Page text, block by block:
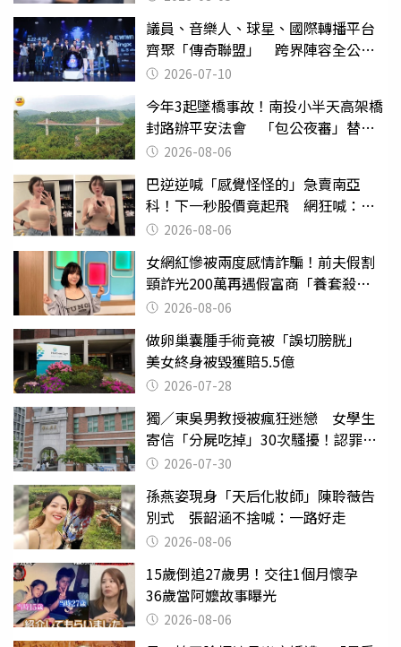
議員、音樂人、球星、國際轉播平台
齊聚「傳奇聯盟」 跨界陣容全公
開 劍指亞洲新傳奇聯賽
2026-07-10
今年3起墜橋事故！南投小半天高架橋
封路辦平安法會 「包公夜審」替亡
魂伸冤
2026-08-06
巴逆逆喊「感覺怪怪的」急賣南亞
科！下一秒股價竟起飛 網狂喊：大V
天龍2026-08-06
女網紅慘被兩度感情詐騙！前夫假割
頸詐光200萬再遇假富商「養套殺
2000萬」
2026-08-06
做卵巢囊腫手術竟被「誤切膀胱」
美女終身被毀獲賠5.5億
2026-07-28
獨／東吳男教授被瘋狂迷戀 女學生
寄信「分屍吃掉」30次騷擾！認罪免
關 2026-07-30
孫燕姿現身「天后化妝師」陳聆薇告
別式 張韶涵不捨喊：一路好走
2026-08-06
15歲倒追27歲男！交往1個月懷孕
36歲當阿嬤故事曝光
2026-08-06